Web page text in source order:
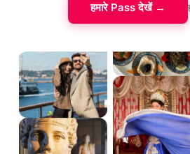
हमारे Pass देखें →